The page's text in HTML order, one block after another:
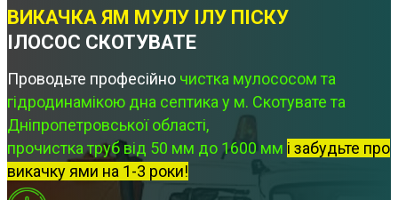
ВИКАЧКА ЯМ МУЛУ ІЛУ ПІСКУ
ІЛОСОС СКОТУВАТЕ
Проводьте професійно чистка мулососом та
гідродинамікою дна септика у м. Скотувате та
Дніпропетровської області,
прочистка труб від 50 мм до 1600 мм і забудьте про
викачку ями на 1-3 роки!